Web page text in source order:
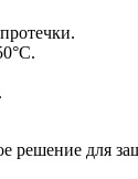
решение для